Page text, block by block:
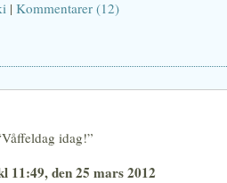
| Kommentarer (12)
idag!”
11:49, den 25 mars 2012